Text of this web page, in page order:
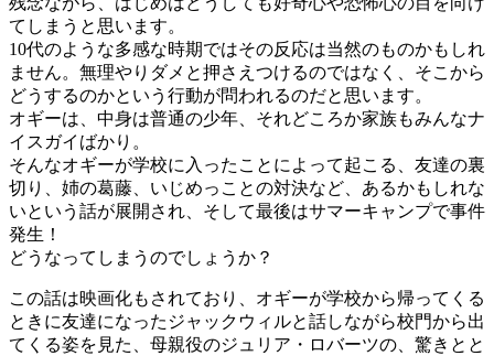
てしまうと思います。
10代のような多感な時期ではその反応は当然のものかもしれ
ません。無理やりダメと押さえつけるのではなく、そこから
どうするのかという行動が問われるのだと思います。
オギーは、中身は普通の少年、それどころか家族もみんなナ
イスガイばかり。
そんなオギーが学校に入ったことによって起こる、友達の裏
切り、姉の葛藤、いじめっことの対決など、あるかもしれな
いという話が展開され、そして最後はサマーキャンプで事件
発生！
どうなってしまうのでしょうか？
この話は映画化もされており、オギーが学校から帰ってくる
ときに友達になったジャックウィルと話しながら校門から出
てくる姿を見た、母親役のジュリア・ロバーツの、驚きとと